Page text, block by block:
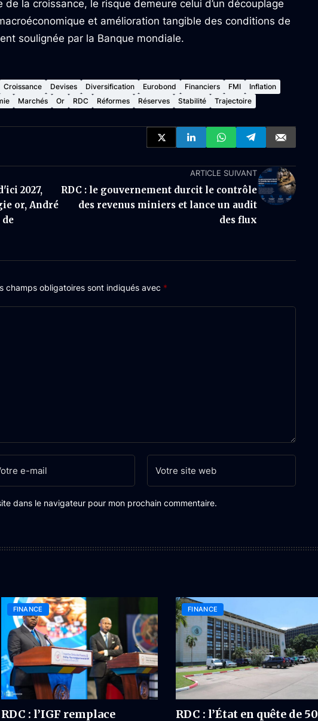
de la croissance, le risque demeure celui d’un découplage
et amélioration tangible des conditions de
soulignée par la Banque mondiale.
Croissance Devises Diversification Eurobond Financiers FMI
Inflation
Marchés Or RDC Réformes Réserves Stabilité Trajectoire
2027,
or, André
de
ARTICLE SUIVANT
RDC : le gouvernement durcit le contrôle
des revenus miniers et lance un audit
des flux
champs obligatoires sont indiqués avec *
dans le navigateur pour mon prochain commentaire.
FINANCE
RDC : l’IGF remplace
FINANCE
RDC : l’État en quête de 50